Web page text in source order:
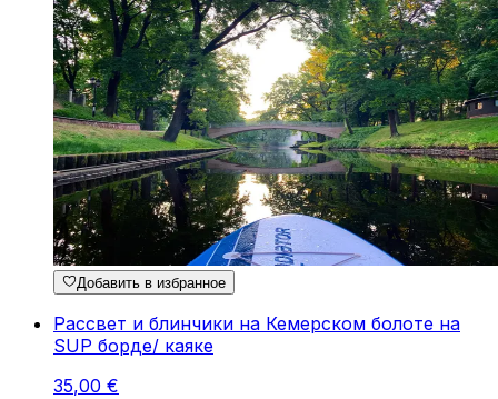
Добавить в избранное
Рассвет и блинчики на Кемерском болоте на
SUP борде/ каяке
35,00 €